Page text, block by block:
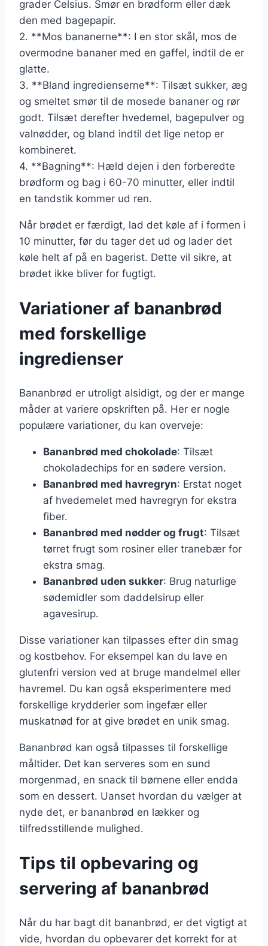
grader Celsius. Smør en brødform eller dæk
den med bagepapir.
2. **Mos bananerne**: I en stor skål, mos de
overmodne bananer med en gaffel, indtil de er
glatte.
3. **Bland ingredienserne**: Tilsæt sukker, æg
og smeltet smør til de mosede bananer og rør
godt. Tilsæt derefter hvedemel, bagepulver og
valnødder, og bland indtil det lige netop er
kombineret.
4. **Bagning**: Hæld dejen i den forberedte
brødform og bag i 60-70 minutter, eller indtil
en tandstik kommer ud ren.
Når brødet er færdigt, lad det køle af i formen i
10 minutter, før du tager det ud og lader det
køle helt af på en bagerist. Dette vil sikre, at
brødet ikke bliver for fugtigt.
Variationer af bananbrød
med forskellige
ingredienser
Bananbrød er utroligt alsidigt, og der er mange
måder at variere opskriften på. Her er nogle
populære variationer, du kan overveje:
Bananbrød med chokolade: Tilsæt
chokoladechips for en sødere version.
Bananbrød med havregryn: Erstat noget
af hvedemelet med havregryn for ekstra
fiber.
Bananbrød med nødder og frugt: Tilsæt
tørret frugt som rosiner eller tranebær for
ekstra smag.
Bananbrød uden sukker: Brug naturlige
sødemidler som daddelsirup eller
agavesirup.
Disse variationer kan tilpasses efter din smag
og kostbehov. For eksempel kan du lave en
glutenfri version ved at bruge mandelmel eller
havremel. Du kan også eksperimentere med
forskellige krydderier som ingefær eller
muskatnød for at give brødet en unik smag.
Bananbrød kan også tilpasses til forskellige
måltider. Det kan serveres som en sund
morgenmad, en snack til børnene eller endda
som en dessert. Uanset hvordan du vælger at
nyde det, er bananbrød en lækker og
tilfredsstillende mulighed.
Tips til opbevaring og
servering af bananbrød
Når du har bagt dit bananbrød, er det vigtigt at
vide, hvordan du opbevarer det korrekt for at